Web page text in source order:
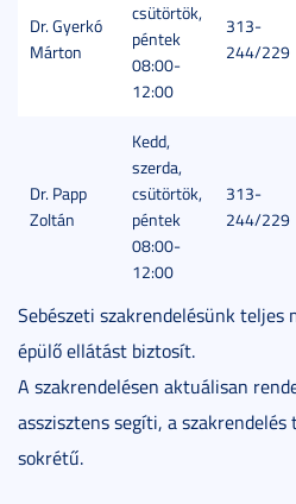
Dr. Gyerkó
Márton
csütörtök,
péntek
08:00-
12:00
313-
244/229
Dr. Papp
Zoltán
Kedd,
szerda,
csütörtök,
péntek
08:00-
12:00
313-
244/229
Sebészeti szakrendelésünk
épülő ellátást biztosít.
A szakrendelésen aktuálisan
asszisztens segíti, a
sokrétű.